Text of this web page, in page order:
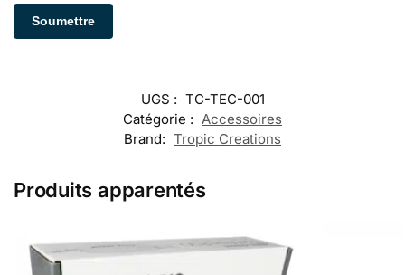
UGS : TC-TEC-001
Catégorie : Accessoires
Brand: Tropic Creations
Produits apparentés